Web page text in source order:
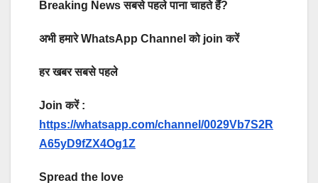
Breaking News सबसे पहले पाना चाहते हैं?
अभी हमारे WhatsApp Channel को join करें
हर खबर सबसे पहले
Join करें :
https://whatsapp.com/channel/0029Vb7S2R
A65yD9fZX4Og1Z
Spread the love